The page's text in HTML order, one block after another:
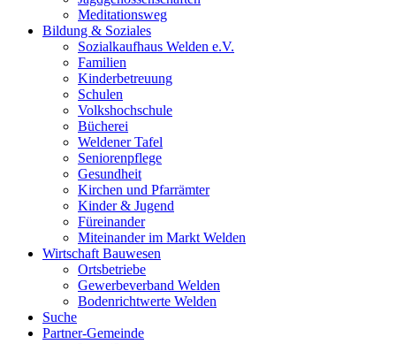
Meditationsweg
Bildung & Soziales
Sozialkaufhaus Welden e.V.
Familien
Kinderbetreuung
Schulen
Volkshochschule
Bücherei
Weldener Tafel
Seniorenpflege
Gesundheit
Kirchen und Pfarrämter
Kinder & Jugend
Füreinander
Miteinander im Markt Welden
Wirtschaft Bauwesen
Ortsbetriebe
Gewerbeverband Welden
Bodenrichtwerte Welden
Suche
Partner-Gemeinde